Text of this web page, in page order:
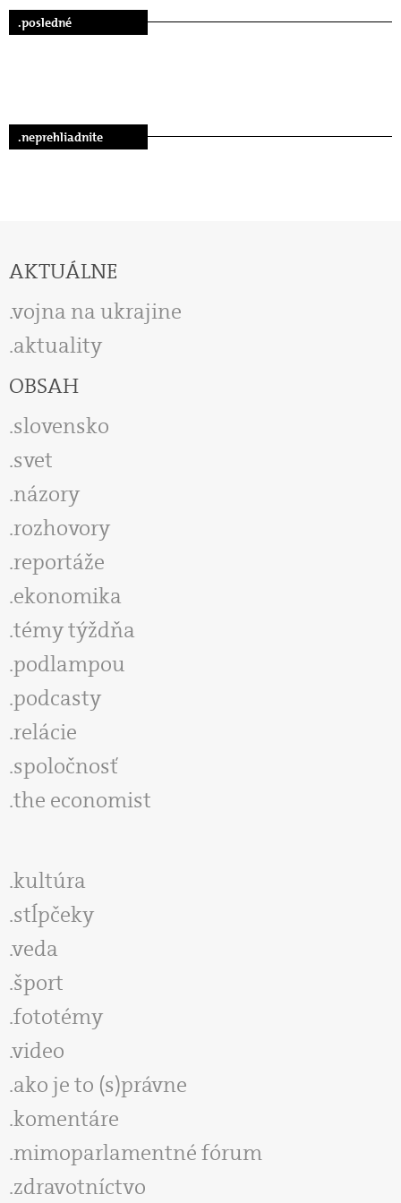
.posledné
.neprehliadnite
AKTUÁLNE
vojna na ukrajine
aktuality
OBSAH
slovensko
svet
názory
rozhovory
reportáže
ekonomika
témy týždňa
podlampou
podcasty
relácie
spoločnosť
the economist
kultúra
stĺpčeky
veda
šport
fototémy
video
ako je to (s)právne
komentáre
mimoparlamentné fórum
zdravotníctvo